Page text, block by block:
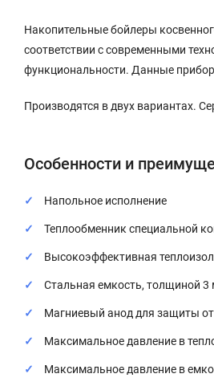
Накопительные бойлеры
соответствии с современными
функциональности. Данные
Производятся в двух вариантах.
Особенности и
Напольное исполнение
Теплообменник специальной
Высокоэффективная
Стальная емкость, толщиной 3
Магниевый анод для защиты
Максимальное давление в
Максимальное давление в